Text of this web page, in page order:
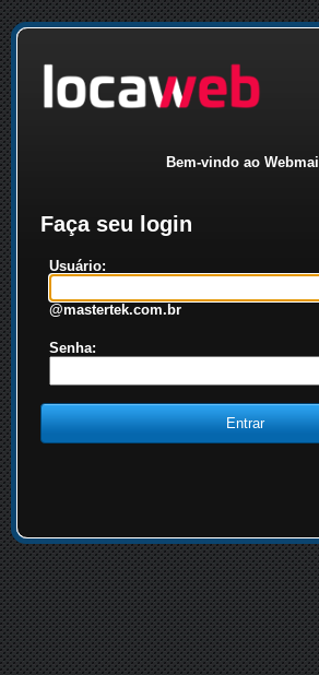
Bem-vindo ao Webmail
Faça seu login
Usuário:
@mastertek.com.br
Senha: